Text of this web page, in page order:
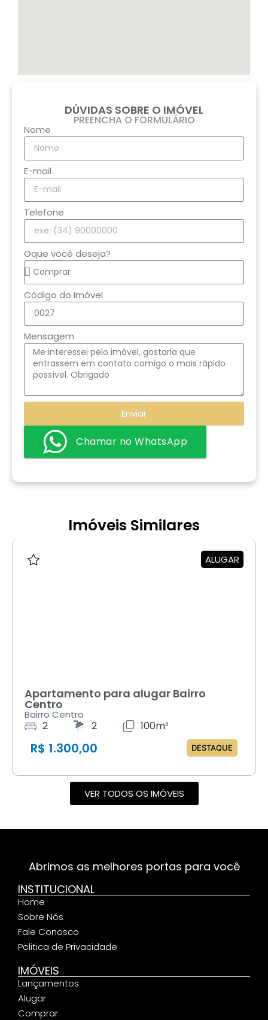
DÚVIDAS SOBRE O IMÓVEL
PREENCHA O FORMULÁRIO
Nome
E-mail
Telefone
Oque você deseja?
Código do Imóvel
Mensagem
Enviar
Chamar no WhatsApp
Imóveis Similares
ALUGAR
Apartamento para alugar Bairro
Centro
Bairro Centro
2 2 100m²
R$ 1.300,00 DESTAQUE
VER TODOS OS IMÓVEIS
Abrimos as melhores portas para você
INSTITUCIONAL
Home
Sobre Nós
Fale Conosco
Politica de Privacidade
IMÓVEIS
Lançamentos
Alugar
Comprar